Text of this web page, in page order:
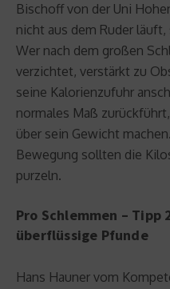
Bischoff von der Uni
nicht aus dem Ruder
Wer nach dem großen
verzichtet, verstärkt zu
seine Kalorienzufuhr
normales Maß
über sein Gewicht
Bewegung sollten die
purzeln.
Pro Schlemmen – Tipp
überflüssige Pfunde
Hans Hauner vom